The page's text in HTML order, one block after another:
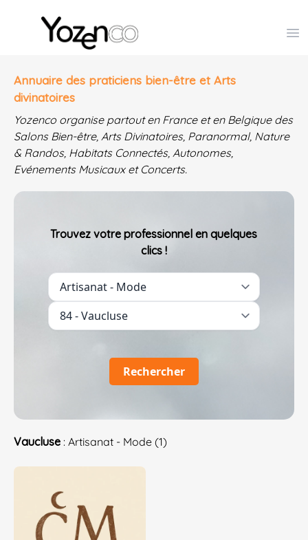
Yozenco - Organisateur de Salons, Evénements et
Annuaire des praticiens bien-être et Arts
divinatoires
Yozenco organise partout en France et en Belgique des
Salons Bien-être, Arts Divinatoires, Paranormal, Nature
& Randos, Habitats Connectés, Autonomes,
Evénements Musicaux et Concerts.
Trouvez votre professionnel en quelques
clics !
Rechercher
Vaucluse : Artisanat - Mode (1)